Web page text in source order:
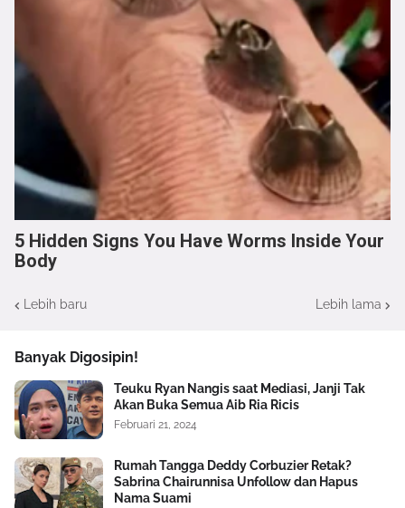
5 Hidden Signs You Have Worms Inside Your
Body
Lebih baru Lebih lama
Banyak Digosipin!
Teuku Ryan Nangis saat Mediasi, Janji Tak
Akan Buka Semua Aib Ria Ricis
Februari 21, 2024
Rumah Tangga Deddy Corbuzier Retak?
Sabrina Chairunnisa Unfollow dan Hapus
Nama Suami